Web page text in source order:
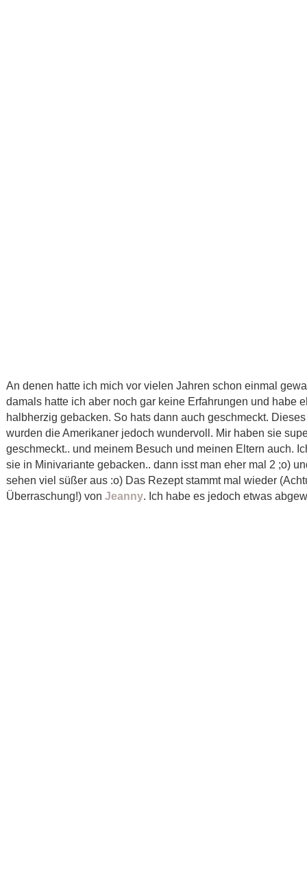
An denen hatte ich mich vor vielen Jahren schon einmal
damals hatte ich aber noch gar keine Erfahrungen und habe
halbherzig gebacken. So hats dann auch geschmeckt.
wurden die Amerikaner jedoch wundervoll. Mir haben sie
geschmeckt.. und meinem Besuch und meinen Eltern auch.
sie in Minivariante gebacken.. dann isst man eher mal 2 ;o)
sehen viel süßer aus :o) Das Rezept stammt mal wieder
Überraschung!) von Jeanny. Ich habe es jedoch etwas